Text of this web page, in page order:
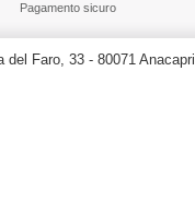
Pagamento sicuro
del Faro, 33 - 80071